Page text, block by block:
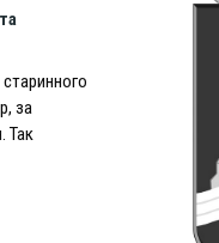
за
Так